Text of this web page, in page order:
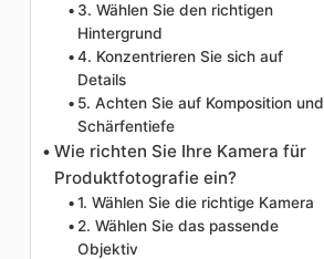
3. Wählen Sie den richtigen
Hintergrund
4. Konzentrieren Sie sich auf
Details
5. Achten Sie auf Komposition und
Schärfentiefe
Wie richten Sie Ihre Kamera für
Produktfotografie ein?
1. Wählen Sie die richtige Kamera
2. Wählen Sie das passende
Objektiv